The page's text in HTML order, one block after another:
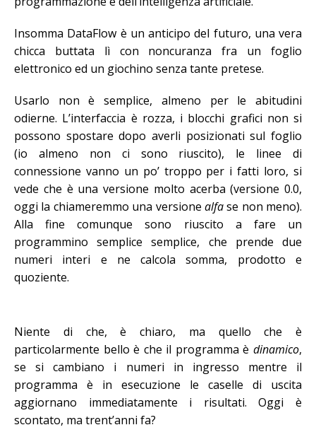
Insomma DataFlow è un anticipo del futuro, una vera
chicca buttata lì con noncuranza fra un foglio
elettronico ed un giochino senza tante pretese.
Usarlo non è semplice, almeno per le abitudini
odierne. L’interfaccia è rozza, i blocchi grafici non si
possono spostare dopo averli posizionati sul foglio
(io almeno non ci sono riuscito), le linee di
connessione vanno un po’ troppo per i fatti loro, si
vede che è una versione molto acerba (versione 0.0,
oggi la chiameremmo una versione alfase non meno).
Alla fine comunque sono riuscito a fare un
programmino semplice semplice, che prende due
numeri interi e ne calcola somma, prodotto e
quoziente.
Niente di che, è chiaro, ma quello che è
particolarmente bello è che il programma è dinamico,
se si cambiano i numeri in ingresso mentre il
programma è in esecuzione le caselle di uscita
aggiornano immediatamente i risultati. Oggi è
scontato, ma trent’anni fa?